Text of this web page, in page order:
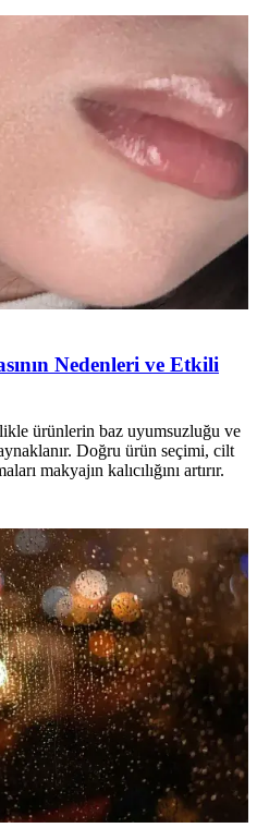
Nedenleri ve Etkili
ürünlerin baz uyumsuzluğu ve
Doğru ürün seçimi, cilt
makyajın kalıcılığını artırır.